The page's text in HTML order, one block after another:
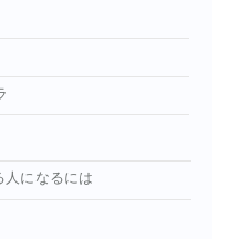
人になるには